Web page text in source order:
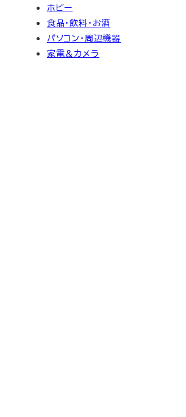
ホビー
食品・飲料・お酒
パソコン・周辺機器
家電＆カメラ